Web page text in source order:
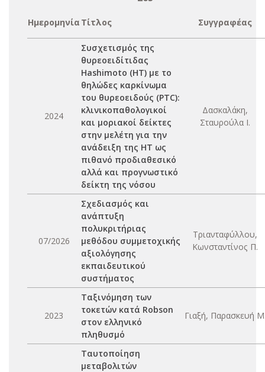
Ημερομηνία Τίτλος Συγγραφέας
2024
Συσχετισμός της
θυρεοειδίτιδας
Hashimoto (HT) με το
θηλώδες καρκίνωμα
του θυρεοειδούς (PTC):
κλινικοπαθολογικοί
και μοριακοί δείκτες
στην μελέτη για την
ανάδειξη της ΗΤ ως
πιθανό προδιαθεσικό
αλλά και προγνωστικό
δείκτη της νόσου
Δασκαλάκη,
Σταυρούλα Ι.
07/2026
Σχεδιασμός και
ανάπτυξη
πολυκριτήριας
μεθόδου συμμετοχικής
αξιολόγησης
εκπαιδευτικού
συστήματος
Τριανταφύλλου,
Κωνσταντίνος Π.
2023
Ταξινόμηση των
τοκετών κατά Robson
στον ελληνικό
πληθυσμό
Γιαξή, Παρασκευή
Ταυτοποίηση
μεταβολιτών